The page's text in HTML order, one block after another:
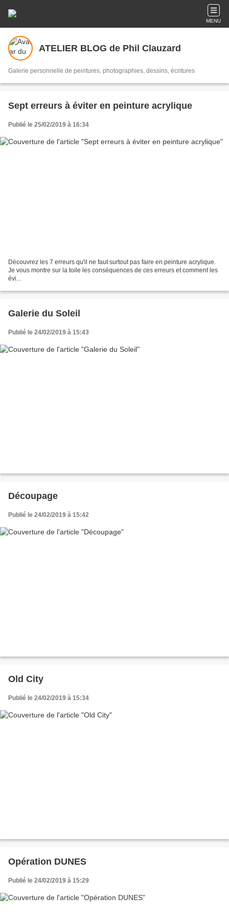
MENU
ATELIER BLOG de Phil Clauzard
Galerie personnelle de peintures, photographies, dessins, écritures
Sept erreurs à éviter en peinture acrylique
Publié le 25/02/2019 à 16:34
Découvrez les 7 erreurs qu'il ne faut surtout pas faire en peinture acrylique.
Je vous montre sur la toile les conséquences de ces erreurs et comment les
évi...
Galerie du Soleil
Publié le 24/02/2019 à 15:43
Découpage
Publié le 24/02/2019 à 15:42
Old City
Publié le 24/02/2019 à 15:34
Opération DUNES
Publié le 24/02/2019 à 15:29